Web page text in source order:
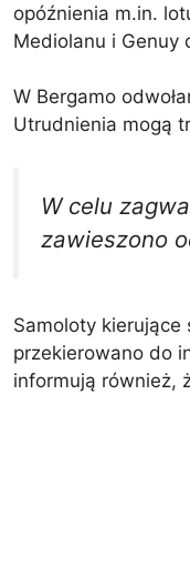
opóźnienia m.in.
Mediolanu i Genuy
W Bergamo
Utrudnienia mogą
W celu
zawieszono
Samoloty
przekierowano do
informują również,